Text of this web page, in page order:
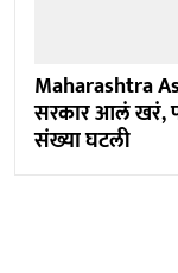
Maharashtra
सरकार आलं खरं,
संख्या घटली